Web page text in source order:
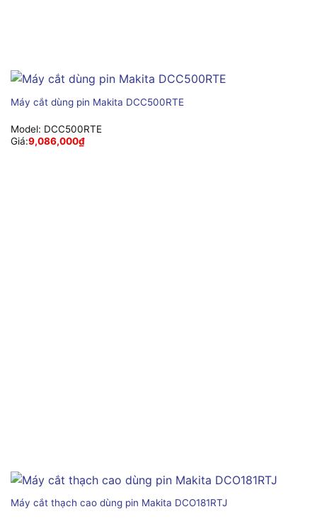
Máy cắt dùng pin Makita DCC500RTE
Model: DCC500RTE
Giá:9,086,000₫
Máy cắt thạch cao dùng pin Makita DCO181RTJ